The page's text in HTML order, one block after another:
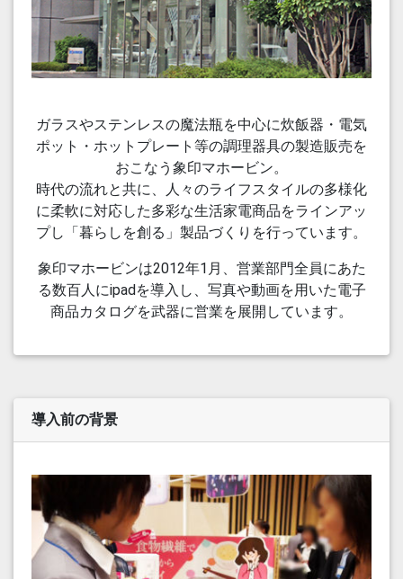
ガラスやステンレスの魔法瓶を中心に炊飯器・電気
ポット・ホットプレート等の調理器具の製造販売を
おこなう象印マホービン。
時代の流れと共に、人々のライフスタイルの多様化
に柔軟に対応した多彩な生活家電商品をラインアッ
プし「暮らしを創る」製品づくりを行っています。
象印マホービンは2012年1月、営業部門全員にあた
る数百人にipadを導入し、写真や動画を用いた電子
商品カタログを武器に営業を展開しています。
導入前の背景